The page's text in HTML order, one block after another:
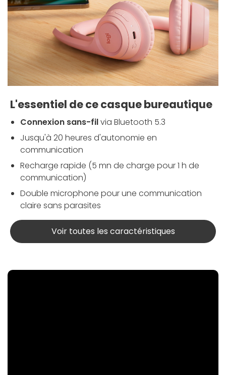
L'essentiel de ce casque bureautique
Connexion sans-filvia Bluetooth 5.3
Jusqu'à 20 heures d'autonomie en
communication
Recharge rapide (5 mn de charge pour 1 h de
communication)
Double microphone pour une communication
claire sans parasites
Voir toutes les caractéristiques